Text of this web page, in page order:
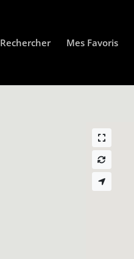
Rechercher Mes Favoris